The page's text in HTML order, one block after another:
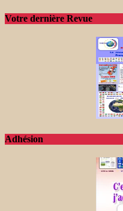
Votre dernière Revue
Adhésion